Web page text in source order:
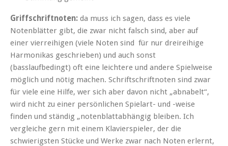
Griffschriftnoten: da muss ich sagen, dass es viele
Notenblätter gibt, die zwar nicht falsch sind, aber auf
einer vierreihigen (viele Noten sind für nur dreireihige
Harmonikas geschrieben) und auch sonst
(basslaufbedingt) oft eine leichtere und andere Spielweise
möglich und nötig machen. Schriftschriftnoten sind zwar
für viele eine Hilfe, wer sich aber davon nicht „abnabelt“,
wird nicht zu einer persönlichen Spielart- und -weise
finden und ständig „notenblattabhängig bleiben. Ich
vergleiche gern mit einem Klavierspieler, der die
schwierigsten Stücke und Werke zwar nach Noten erlernt,